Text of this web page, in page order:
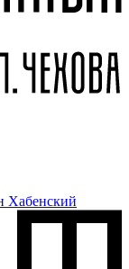
Хабенский